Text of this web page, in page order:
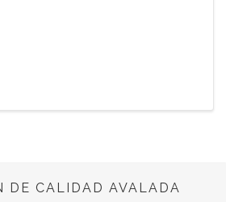
DE CALIDAD AVALADA